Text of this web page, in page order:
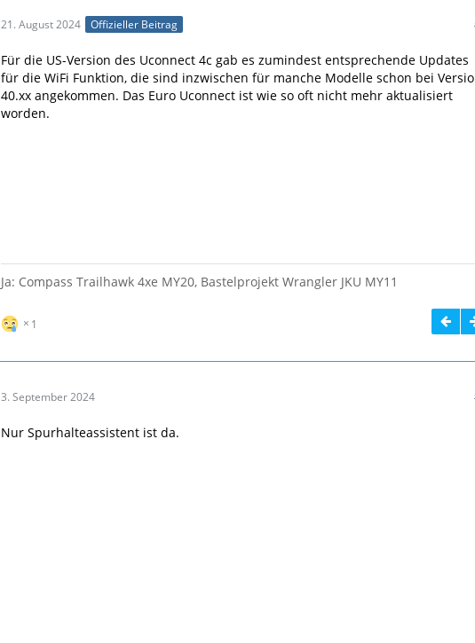
21. August 2024 Offizieller Beitrag
Für die US-Version des Uconnect 4c gab es zumindest entsprechende Updates
für die WiFi Funktion, die sind inzwischen für manche Modelle schon bei
40.xx angekommen. Das Euro Uconnect ist wie so oft nicht mehr aktualisiert
worden.
Ja: Compass Trailhawk 4xe MY20, Bastelprojekt Wrangler JKU MY11
1
3. September 2024
Nur Spurhalteassistent ist da.